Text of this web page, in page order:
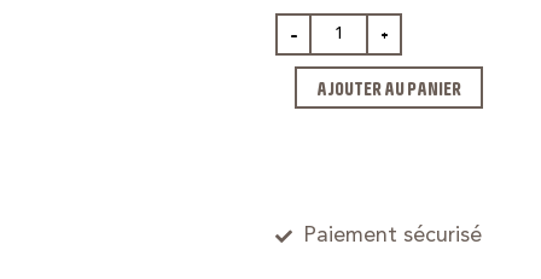
- +
AJOUTER AU PANIER
Paiement sécurisé